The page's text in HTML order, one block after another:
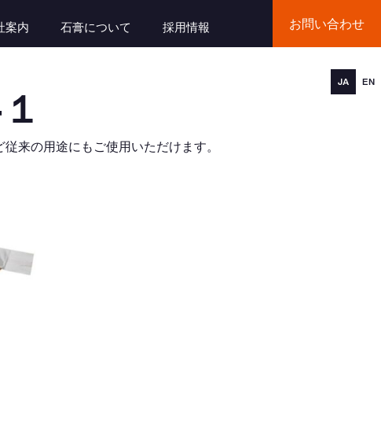
JA EN
お問い合わせ
案内 石膏について 採用情報
来の用途にもご使用いただけます。